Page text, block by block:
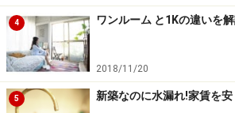
4 ワンルーム と1Kの違いを
2018/11/20
5 新築なのに水漏れ!家賃を